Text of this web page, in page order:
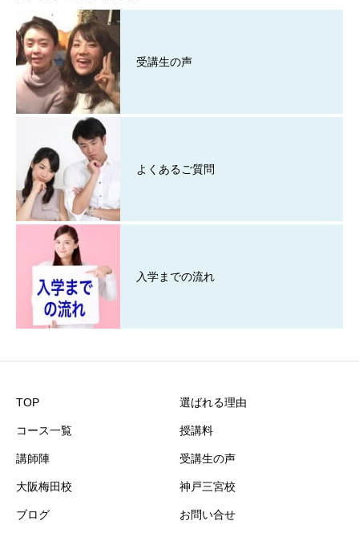
受講生の声
よくあるご質問
入学までの流れ
TOP 選ばれる理由
コース一覧 授講料
講師陣 受講生の声
大阪梅田校 神戸三宮校
ブログ お問い合せ